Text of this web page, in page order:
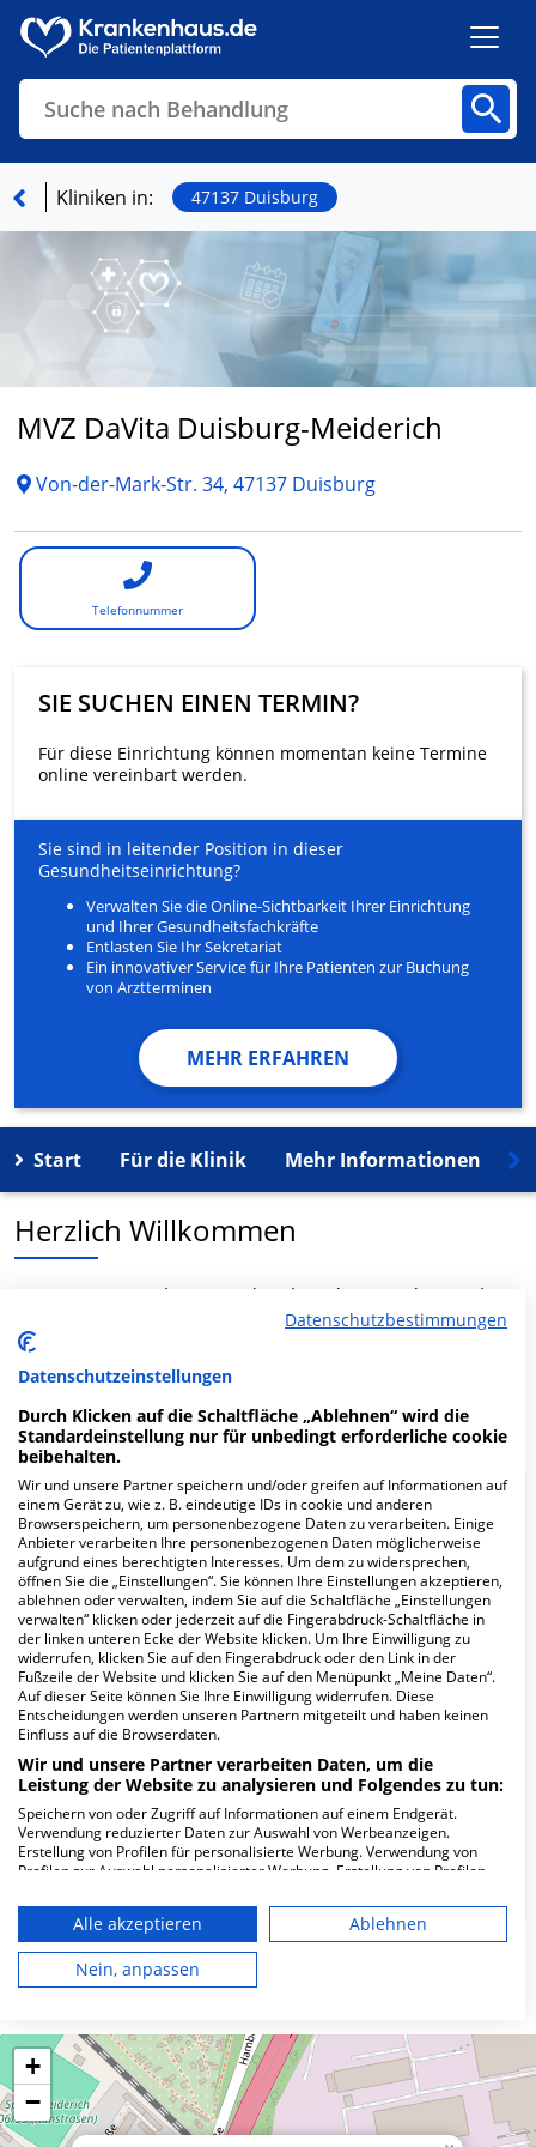
Suche nach Behandlung
Finden
Kliniken in: 47137 Duisburg
MVZ DaVita Duisburg-Meiderich
Von-der-Mark-Str. 34, 47137 Duisburg
Telefonnummer
SIE SUCHEN EINEN TERMIN?
Für diese Einrichtung können momentan keine Termine
online vereinbart werden.
Sie sind in leitender Position in dieser
Gesundheitseinrichtung?
Verwalten Sie die Online-Sichtbarkeit Ihrer Einrichtung
und Ihrer Gesundheitsfachkräfte
Entlasten Sie Ihr Sekretariat
Ein innovativer Service für Ihre Patienten zur Buchung
von Arztterminen
MEHR ERFAHREN
Start Für die Klinik Mehr Informationen
Herzlich Willkommen
MVZ DaVita Duisburg-Meiderich in der Von-der-Mark-
Str. 34 ist ein medizinisches Versorgungszentrum in
Duisburg.
Mehr Informationen
FAQ
Hier ﬁnden Sie häuﬁg gestellte Fragen zu dieser Klinik.
Wie lautet die Adresse von MVZ DaVita
Duisburg-Meiderich?
Von-der-Mark-Str. 34
Wie ist die Telefonnummer von MVZ DaVita
Duisburg-Meiderich?
Karte
+
−
Datenschutzbestimmungen
Datenschutzeinstellungen
Durch Klicken auf die Schaltfläche „Ablehnen“ wird die
Standardeinstellung nur für unbedingt erforderliche cookie
beibehalten.
Wir und unsere Partner speichern und/oder greifen auf Informationen auf
einem Gerät zu, wie z. B. eindeutige IDs in cookie und anderen
Browserspeichern, um personenbezogene Daten zu verarbeiten. Einige
Anbieter verarbeiten Ihre personenbezogenen Daten möglicherweise
aufgrund eines berechtigten Interesses. Um dem zu widersprechen,
öffnen Sie die „Einstellungen“. Sie können Ihre Einstellungen akzeptieren,
ablehnen oder verwalten, indem Sie auf die Schaltfläche „Einstellungen
verwalten“ klicken oder jederzeit auf die Fingerabdruck-Schaltfläche in
der linken unteren Ecke der Website klicken. Um Ihre Einwilligung zu
widerrufen, klicken Sie auf den Fingerabdruck oder den Link in der
Fußzeile der Website und klicken Sie auf den Menüpunkt „Meine Daten“.
Auf dieser Seite können Sie Ihre Einwilligung widerrufen. Diese
Entscheidungen werden unseren Partnern mitgeteilt und haben keinen
Einfluss auf die Browserdaten.
Wir und unsere Partner verarbeiten Daten, um die
Leistung der Website zu analysieren und Folgendes zu tun:
Speichern von oder Zugriff auf Informationen auf einem Endgerät.
Verwendung reduzierter Daten zur Auswahl von Werbeanzeigen.
Erstellung von Profilen für personalisierte Werbung. Verwendung von
Profilen zur Auswahl personalisierter Werbung. Erstellung von Profilen
personalisierter Inhalte. Messung der Werbeleistung. Messung der
Performance von Inhalten. Analyse von Zielgruppen durch Statistiken
oder Kombinationen von Daten aus verschiedenen Quellen. Entwicklung
und Verbesserung der Angebote. Verwendung reduzierter Daten zur
Auswahl von Inhalten.
Ihre Einwilligung und die cookie Richtlinie gelten ausschließlich für diese
Website/App.
Partnerliste anzeigen (1 IAB-Anbieter)
Wir nutzen Ihre Daten für folgende Zwecke:
Alle akzeptieren
Ablehnen
Nein, anpassen